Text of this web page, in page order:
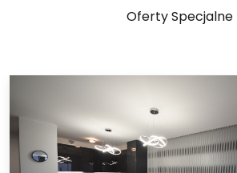
Oferty Specjalne